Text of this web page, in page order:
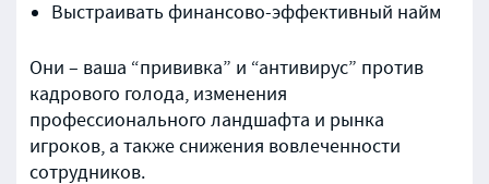
Выстраивать финансово-эффективный найм
Они – ваша “прививка” и “антивирус” против
кадрового голода, изменения
профессионального ландшафта и рынка
игроков, а также снижения вовлеченности
сотрудников.